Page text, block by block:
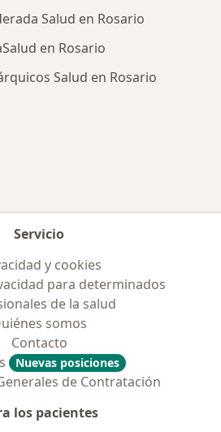
Salud en Rosario
en Rosario
Salud en Rosario
Servicio
y cookies
para determinados
de la salud
somos
Contacto
Nuevas posiciones
de Contratación
los pacientes